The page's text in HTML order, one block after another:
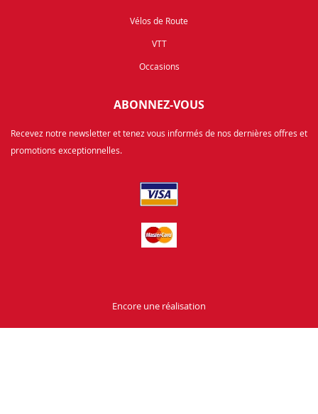
Vélos de Route
VTT
Occasions
ABONNEZ-VOUS
Recevez notre newsletter et tenez vous informés de nos dernières offres et
promotions exceptionnelles.
Encore une réalisation